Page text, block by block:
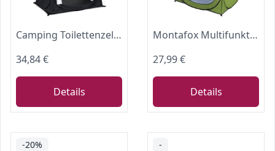
Camping Toilettenzelt riggoo Duschzelt Pop Up Umkleidezelt Privatsphäre Toilettezelt Umkleidekabine Lagerzelt Mobile Outdoor WC Zelt für Camping & Beach, mit Tragetasche(UV 50+)
34,84 €
Details
Montafox Multifunktionszelt Pop Up Zelt 2m Hoch XXL Toilettenzelt Groß Boden Abnehmbar Duschzelt Umkleide Wurfzelt Outdoor Camping WC Zelt Tragbar Mobile Umkleidekabine, Farbe:Green
27,99 €
Details
-20% -